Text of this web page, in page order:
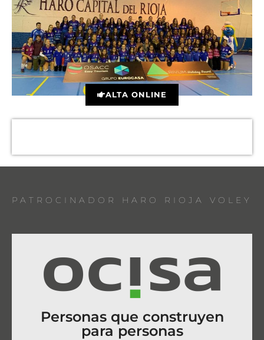
ALTA ONLINE
PATROCINADOR HARO RIOJA VOLEY
Personas que construyen
para personas